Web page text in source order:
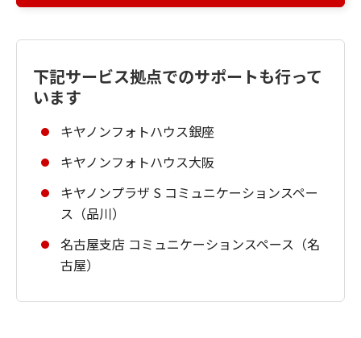
下記サービス拠点でのサポートも行って
います
キヤノンフォトハウス銀座
キヤノンフォトハウス大阪
キヤノンプラザ S コミュニケーションスペー
ス（品川）
名古屋支店 コミュニケーションスペース（名
古屋）